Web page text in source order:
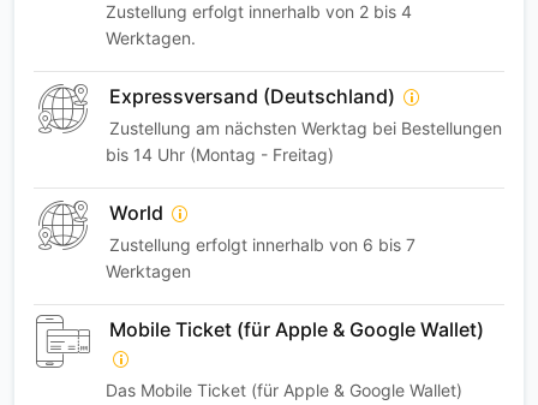
Zustellung erfolgt innerhalb von 2 bis 4
Werktagen.
Expressversand (Deutschland)
Zustellung am nächsten Werktag bei Bestellungen
bis 14 Uhr (Montag - Freitag)
World
Zustellung erfolgt innerhalb von 6 bis 7
Werktagen
Mobile Ticket (für Apple & Google Wallet)
Das Mobile Ticket (für Apple & Google Wallet)